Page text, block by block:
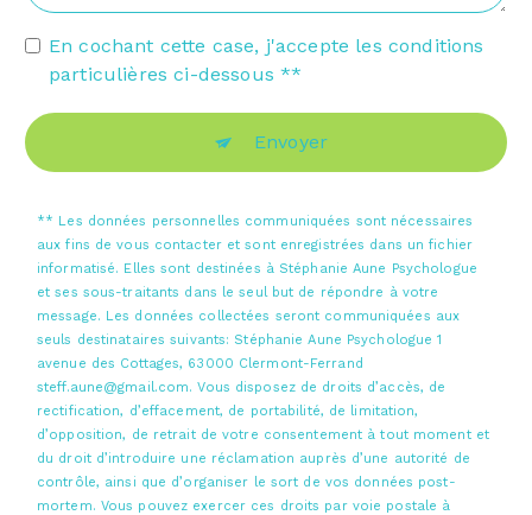
En cochant cette case, j'accepte les conditions
particulières ci-dessous **
Envoyer
** Les données personnelles communiquées sont nécessaires
aux fins de vous contacter et sont enregistrées dans un fichier
informatisé. Elles sont destinées à Stéphanie Aune Psychologue
et ses sous-traitants dans le seul but de répondre à votre
message. Les données collectées seront communiquées aux
seuls destinataires suivants: Stéphanie Aune Psychologue 1
avenue des Cottages, 63000 Clermont-Ferrand
steff.aune@gmail.com. Vous disposez de droits d’accès, de
rectification, d’effacement, de portabilité, de limitation,
d’opposition, de retrait de votre consentement à tout moment et
du droit d’introduire une réclamation auprès d’une autorité de
contrôle, ainsi que d’organiser le sort de vos données post-
mortem. Vous pouvez exercer ces droits par voie postale à